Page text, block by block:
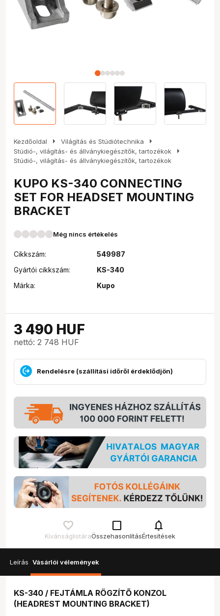
Kezdőoldal arrow_right Világítás és Stúdiótechnika arrow_right
Stúdió-, világítás- és állványkiegészítők, tartozékok arrow_right
Stúdió-, világítás- és állványkiegészítők, tartozékok
KUPO KS-340 CONNECTING
SET FOR HEADSET MOUNTING
BRACKET
Még nincs értékelés
Cikkszám:
549987
Gyártói cikkszám:
KS-340
Márka:
Kupo
3 490 HUF
nettó: 2 748 HUF
Rendelésre (szállítási időről érdeklődjön)
Kívánságlistára
check_box_outline_blank
Összehasonlítás
notifications
Értesítések
Leírás Vásárlói vélemények
KS-340 / FEJTÁMLA RÖGZÍTŐ KONZOL
(HEADREST MOUNTING BRACKET)